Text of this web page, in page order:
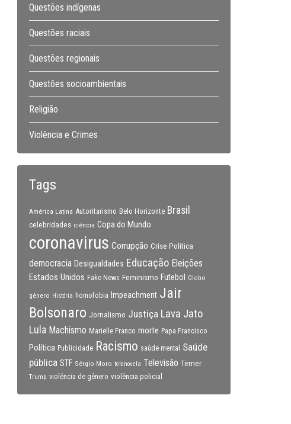
Questões indígenas
Questões raciais
Questões regionais
Questões socioambientais
Religião
Violência e Crimes
Tags
América Latina Autoritarismo Belo Horizonte Brasil
celebridades ciência Copa do Mundo
coronavirus Corrupção Crise Política
democracia Desigualdades Educação Eleições
Estados Unidos Fake News Feminismo Futebol Globo
gênero História homofobia Impeachment Jair
Bolsonaro Jornalismo Justiça Lava Jato
Lula Machismo Marielle Franco morte Papa Francisco
Política Publicidade Racismo saúde mental
Saúde
pública STF Sérgio Moro telenovela Televisão Temer
Trump violência de gênero violência policial